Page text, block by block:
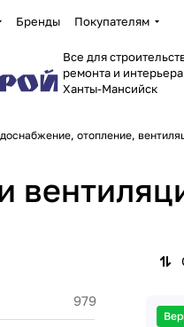
Бренды Покупателям
Все для
ремонта и
Ханты-Мансийск
отопление,